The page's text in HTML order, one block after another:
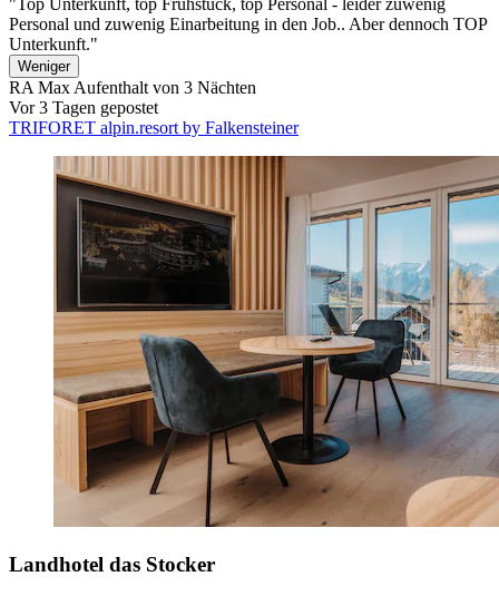
"Top Unterkunft, top Frühstück, top Personal - leider zuwenig
Personal und zuwenig Einarbeitung in den Job.. Aber dennoch TOP
Unterkunft."
Weniger
RA Max Aufenthalt von 3 Nächten
Vor 3 Tagen gepostet
TRIFORET alpin.resort by Falkensteiner
Landhotel das Stocker